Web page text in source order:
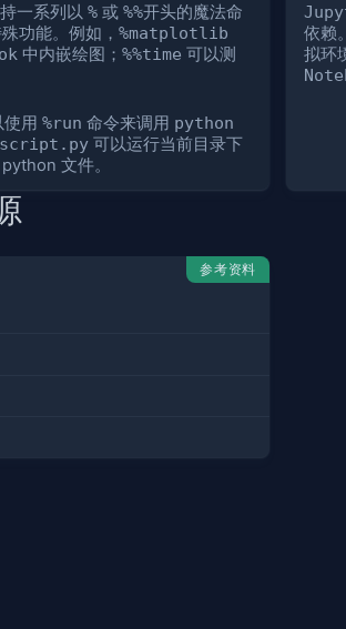
一系列以 % 或 %%开头的魔法命
功能。例如， %matplotlib
中内嵌绘图； %%time 可以测
用 %run 命令来调用 python
可以运行当前目录下
文件。
依赖
拟环
参考资料